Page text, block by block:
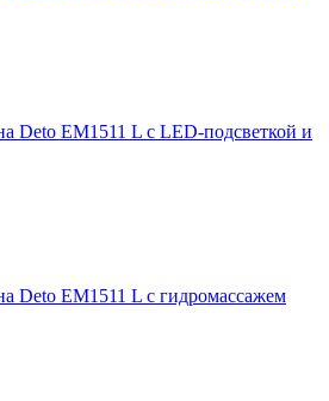
Deto EM1511 L с LED-подсветкой и
Deto EM1511 L с гидромассажем